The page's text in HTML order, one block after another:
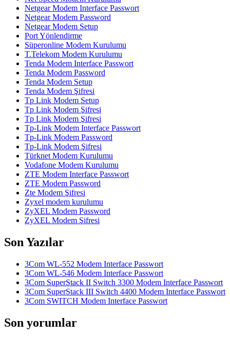
Netgear Modem Interface Passwort
Netgear Modem Password
Netgear Modem Setup
Port Yönlendirme
Süperonline Modem Kurulumu
T.Telekom Modem Kurulumu
Tenda Modem Interface Passwort
Tenda Modem Password
Tenda Modem Setup
Tenda Modem Şifresi
Tp Link Modem Setup
Tp Link Modem Şifresi
Tp Link Modem Şifresi
Tp-Link Modem Interface Passwort
Tp-Link Modem Password
Tp-Link Modem Şifresi
Türknet Modem Kurulumu
Vodafone Modem Kurulumu
ZTE Modem Interface Passwort
ZTE Modem Password
Zte Modem Şifresi
Zyxel modem kurulumu
ZyXEL Modem Password
ZyXEL Modem Şifresi
Son Yazılar
3Com WL-552 Modem Interface Passwort
3Com WL-546 Modem Interface Passwort
3Com SuperStack II Switch 3300 Modem Interface Passwort
3Com SuperStack III Switch 4400 Modem Interface Passwort
3Com SWITCH Modem Interface Passwort
Son yorumlar